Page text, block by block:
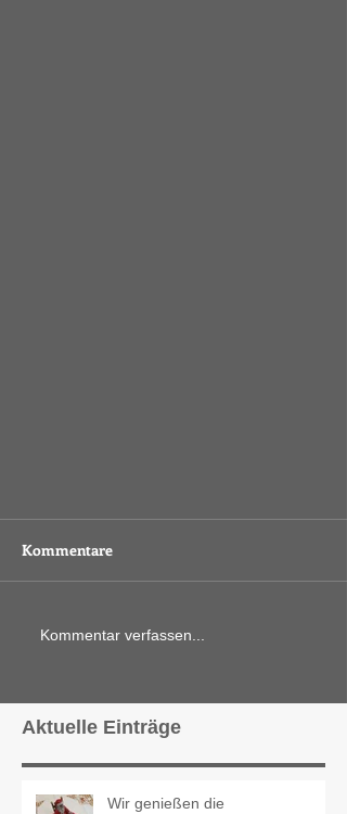
Kommentare
Kommentar verfassen...
Aktuelle Einträge
Wir genießen die